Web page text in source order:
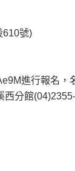
610號)
進行報名，
西分館